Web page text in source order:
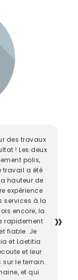
des travaux
! Les deux
polis,
travail a été
hauteur de
expérience
services à la
encore, la
rapidement
fiable. Je
et Laetitia
et leur
le terrain.
et qui